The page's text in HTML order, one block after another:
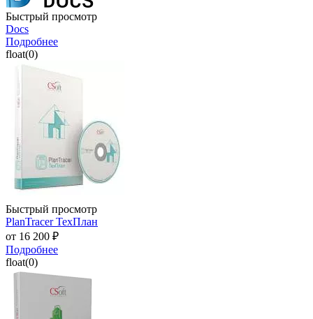
Быстрый просмотр
Docs
Подробнее
float(0)
Быстрый просмотр
PlanTracer ТехПлан
от 16 200 ₽
Подробнее
float(0)